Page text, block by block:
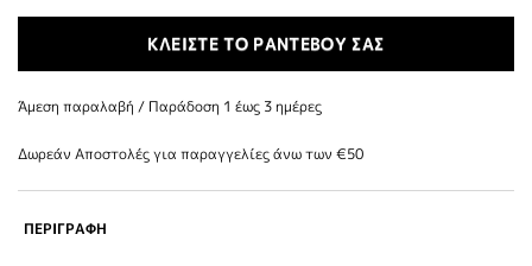
ΚΛΕΙΣΤΕ ΤΟ ΡΑΝΤΕΒΟΥ ΣΑΣ
Άμεση παραλαβή / Παράδoση 1 έως 3 ημέρες
Δωρεάν Αποστολές για παραγγελίες άνω των €50
ΠΕΡΙΓΡΑΦΗ